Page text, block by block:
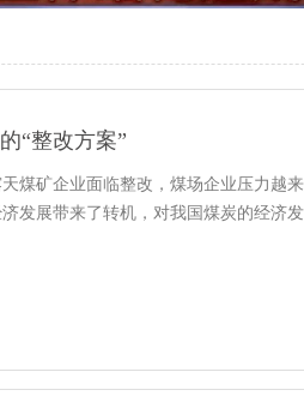
“整改方案”
煤矿企业面临整改，煤场企业压力越
发展带来了转机，对我国煤炭的经济发